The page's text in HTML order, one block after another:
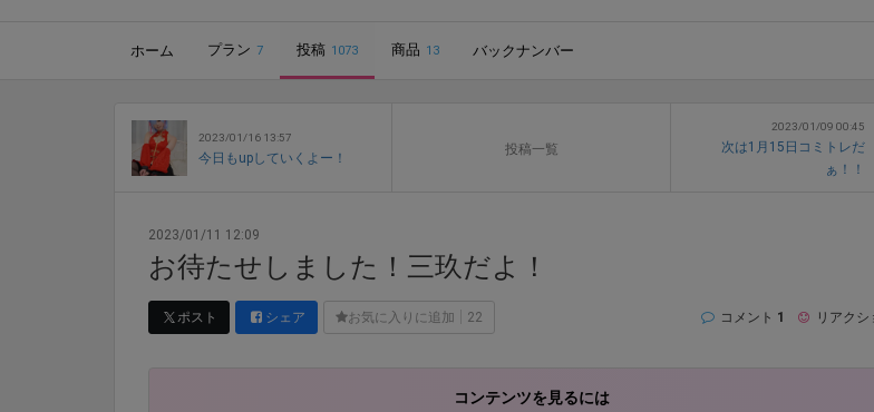
ホーム プラン 7 投稿 1073 商品 13 バックナンバー
2023/01/16 13:57
今日もupしていくよー！
投稿一覧
2023/01/09 00:45
次は1月15日コミトレだ
ぁ！！
2023/01/11 12:09
お待たせしました！三玖だよ！
ポスト シェア お気に入りに追加 22 コメント 1 リアクシ
コンテンツを見るには